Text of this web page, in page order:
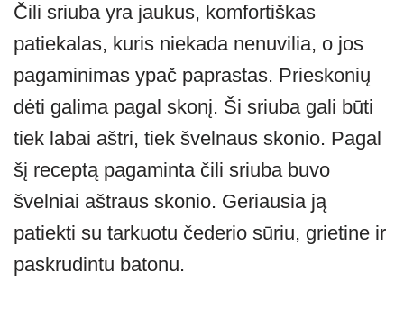
at
s
A
p
p
er e
gr
a
m
ss
e
n
g
er
c
e
b
o
o
k
ar
e
Čili sriuba yra jaukus, komfortiškas
patiekalas, kuris niekada nenuvilia, o jos
pagaminimas ypač paprastas. Prieskonių
dėti galima pagal skonį. Ši sriuba gali būti
tiek labai aštri, tiek švelnaus skonio. Pagal
šį receptą pagaminta čili sriuba buvo
švelniai aštraus skonio. Geriausia ją
patiekti su tarkuotu čederio sūriu, grietine ir
paskrudintu batonu.